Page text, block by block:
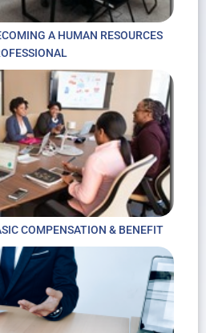
A HUMAN RESOURCES
COMPENSATION & BENEFIT